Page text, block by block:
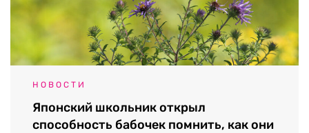
НОВОСТИ
Японский школьник открыл
способность бабочек помнить, как они